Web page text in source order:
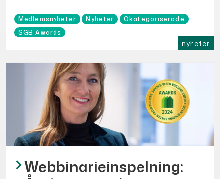
nyheter
Medlemsnyheter Nyheter
Okategoriserade
SGB Awards
Webbinarieinspelning: